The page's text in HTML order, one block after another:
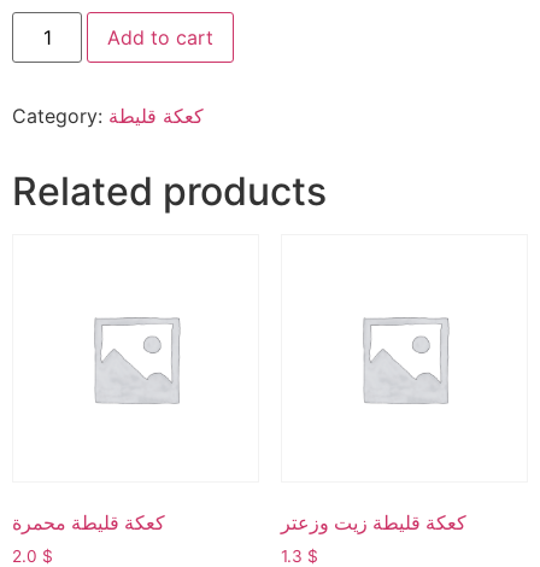
Add to cart
Category: كعكة قليطة
Related products
كعكة قليطة محمرة
2.0 $
كعكة قليطة زيت وزعتر
1.3 $